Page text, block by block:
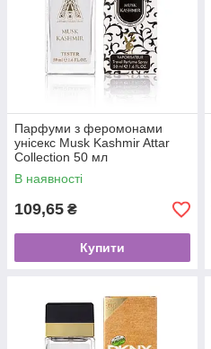
Парфуми з феромонами
унісекс Musk Kashmir Attar
Collection 50 мл
В наявності
109,65 ₴
Купити